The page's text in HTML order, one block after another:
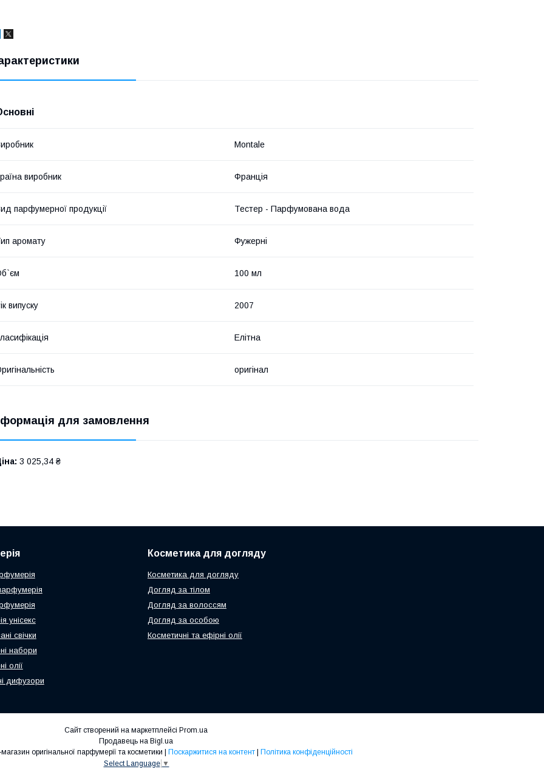
Montale
виробник Франція
парфумерної продукції Тестер - Парфумована вода
аромату Фужерні
100 мл
випуску 2007
Елітна
оригінал
для замовлення
3 025,34 ₴
унісекс
свічки
набори
олії
дифузори
Косметика для догляду
Косметика для догляду
Догляд за тілом
Догляд за волоссям
Догляд за особою
Косметичні та ефірні олії
Сайт створений на маркетплейсі Prom.ua
Продавець на Bigl.ua
Поскаржитися на контент
Політика конфіденційності
Select Language ▼